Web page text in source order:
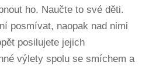
ho. Naučte to své děti.
posmívat, naopak nad nimi
posilujete jejich
výlety spolu se smíchem a